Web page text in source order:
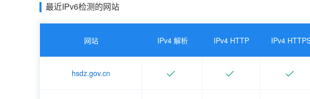
最近IPv6检测的网站
网站 IPv4 解析 IPv4 HTTP IPv4
hsdz.gov.cn